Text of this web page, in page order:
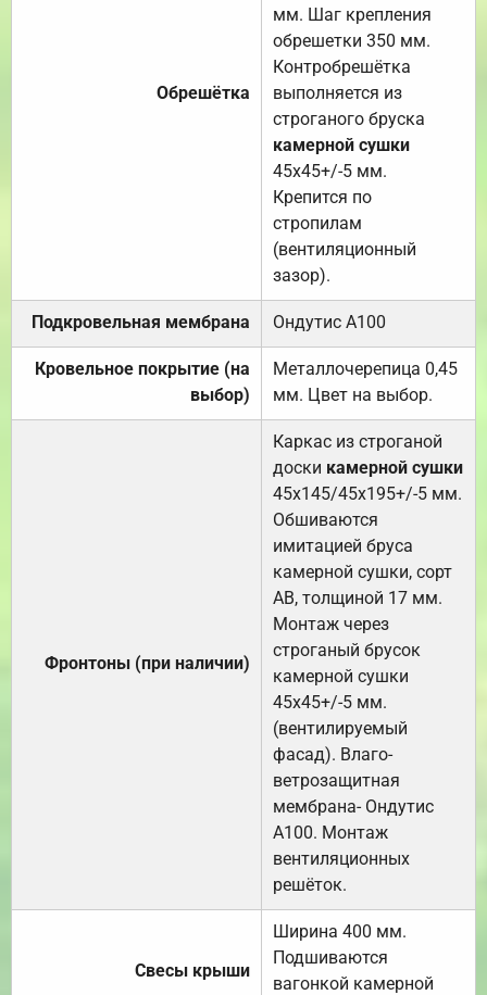
Обрешётка
мм. Шаг крепления
обрешетки 350 мм.
Контробрешётка
выполняется из
строганого бруска
камерной сушки
45х45+/-5 мм.
Крепится по
стропилам
(вентиляционный
зазор).
Подкровельная мембрана Ондутис А100
Кровельное покрытие (на
выбор)
Металлочерепица 0,45
мм. Цвет на выбор.
Фронтоны (при наличии)
Каркас из строганой
доски камерной сушки
45х145/45х195+/-5 мм.
Обшиваются
имитацией бруса
камерной сушки, сорт
АВ, толщиной 17 мм.
Монтаж через
строганый брусок
камерной сушки
45х45+/-5 мм.
(вентилируемый
фасад). Влаго-
ветрозащитная
мембрана- Ондутис
А100. Монтаж
вентиляционных
решёток.
Свесы крыши
Ширина 400 мм.
Подшиваются
вагонкой камерной